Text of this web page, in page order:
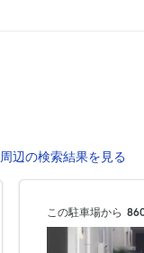
周辺の検索結果を見る
この駐車場から